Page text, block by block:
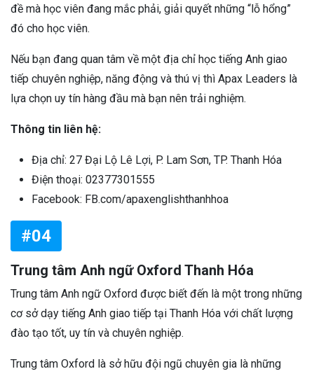
đề mà học viên đang mắc phải, giải quyết những “lỗ hổng”
đó cho học viên.
Nếu bạn đang quan tâm về một địa chỉ học tiếng Anh giao
tiếp chuyên nghiệp, năng động và thú vị thì Apax Leaders là
lựa chọn uy tín hàng đầu mà bạn nên trải nghiệm.
Thông tin liên hệ:
Địa chỉ: 27 Đại Lộ Lê Lợi, P. Lam Sơn, TP. Thanh Hóa
Điện thoại: 02377301555
Facebook: FB.com/apaxenglishthanhhoa
#04
Trung tâm Anh ngữ Oxford Thanh Hóa
Trung tâm Anh ngữ Oxford được biết đến là một trong những
cơ sở dạy tiếng Anh giao tiếp tại Thanh Hóa với chất lượng
đào tạo tốt, uy tín và chuyên nghiệp.
Trung tâm Oxford là sở hữu đội ngũ chuyên gia là những